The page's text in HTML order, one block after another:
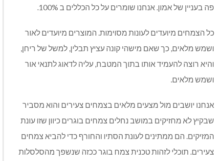
פה בעניין של אמון. אנחנו שומרים על כל הכללים ב 100%.
כל הצמחים מיועדים לעונות מסוימות. המוצרים מיועדים לאור
ושמש מלאים, כך שאם מישהי קונה עציץ תבלין, למשל של ריחן,
והיא רוצה להעמיד אותו בתוך המטבח, עליה לדאוג לתנאי אור
ושמש מלאים.
אנחנו יושבים מול מצעים מלאים בצמחים צעירים והוא מסביר
שבקיץ לא מחזיקים במושב נחלים צמחים בוגרים כיוון שזו עונת
המזיקים. הם ממתינים לעונת הסתיו והחורף כדי להביא צמחים
צעירים. תוכלי לזהות טכנית צמח בוגר ככזה שנשפך מהסלסלות